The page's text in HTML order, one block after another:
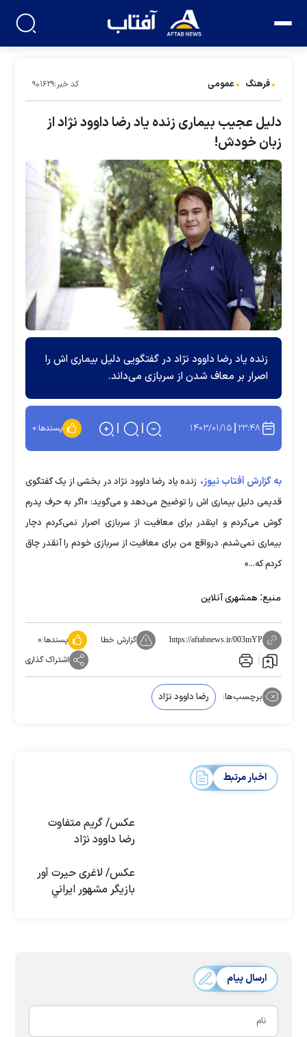
فرهنگ عمومی کد خبر:۹۰۱۶۲۹
دلیل عجیب بیماری زنده یاد رضا داوود نژاد از
زبان خودش!
زنده یاد رضا داوود نژاد در گفتگویی دلیل بیماری اش را
اصرار بر معاف شدن از سربازی می‌داند.
۲۳:۴۸ ۱۴۰۳/۰۱/۱۵ پسندها:۰
به گزارش آفتاب نیوز، زنده یاد رضا داوود نژاد در بخشی از یک گفتگوی
قدیمی دلیل بیماری اش را توضیح می‌دهد و می‌گوید: «اگر به حرف پدرم
گوش می‌کردم و اینقدر برای معافیت از سربازی اصرار نمی‌کردم دچار
بیماری نمی‌شدم. درواقع من برای معافیت از سربازی خودم را آنقدر چاق
کردم که...»
منبع: همشهری آنلاین
https://aftabnews.ir/003mYP گزارش خطا پسندها:۰
اشتراک گذاری
برچسب‌ها: رضا داوود نژاد
اخبار مرتبط
عکس/ گریم متفاوت
رضا داوود نژاد
عكس/ لاغری حيرت آور
بازيگر مشهور ايراني
ارسال پیام